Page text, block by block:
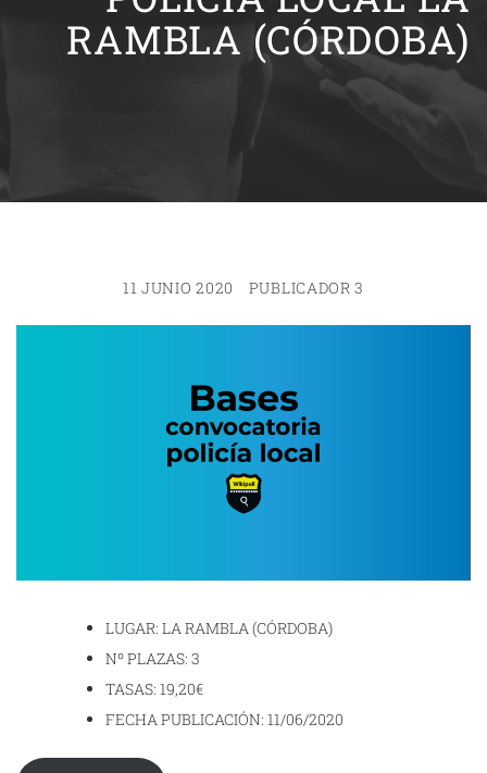
RAMBLA (CÓRDOBA)
11 JUNIO 2020 PUBLICADOR 3
LUGAR: LA RAMBLA (CÓRDOBA)
Nº PLAZAS: 3
TASAS: 19,20€
FECHA PUBLICACIÓN: 11/06/2020